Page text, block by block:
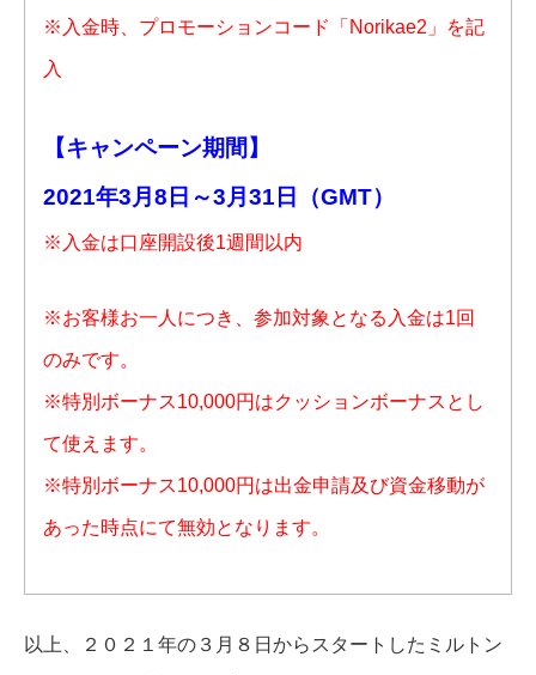
※入金時、プロモーションコード「Norikae2」を記
入
【キャンペーン期間】
2021年3月8日～3月31日（GMT）
※入金は口座開設後1週間以内
※お客様お一人につき、参加対象となる入金は1回
のみです。
※特別ボーナス10,000円はクッションボーナスとし
て使えます。
※特別ボーナス10,000円は出金申請及び資金移動が
あった時点にて無効となります。
以上、２０２１年の３月８日からスタートしたミルトン